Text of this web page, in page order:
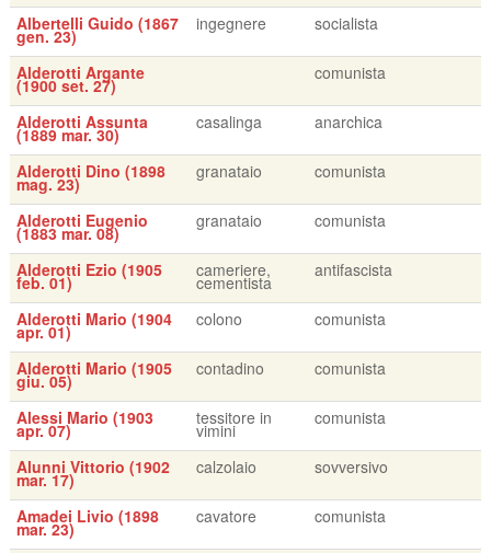
Albertelli Guido (1867
gen. 23)
ingegnere socialista
Alderotti Argante
(1900 set. 27)
comunista
Alderotti Assunta
(1889 mar. 30)
casalinga anarchica
Alderotti Dino (1898
mag. 23)
granataio comunista
Alderotti Eugenio
(1883 mar. 08)
granataio comunista
Alderotti Ezio (1905
feb. 01)
cameriere,
cementista
antifascista
Alderotti Mario (1904
apr. 01)
colono comunista
Alderotti Mario (1905
giu. 05)
contadino comunista
Alessi Mario (1903
apr. 07)
tessitore in
vimini
comunista
Alunni Vittorio (1902
mar. 17)
calzolaio sovversivo
Amadei Livio (1898
mar. 23)
cavatore comunista